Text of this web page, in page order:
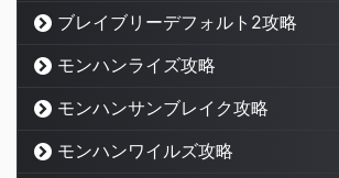
ブレイブリーデフォルト2攻略
モンハンライズ攻略
モンハンサンブレイク攻略
モンハンワイルズ攻略